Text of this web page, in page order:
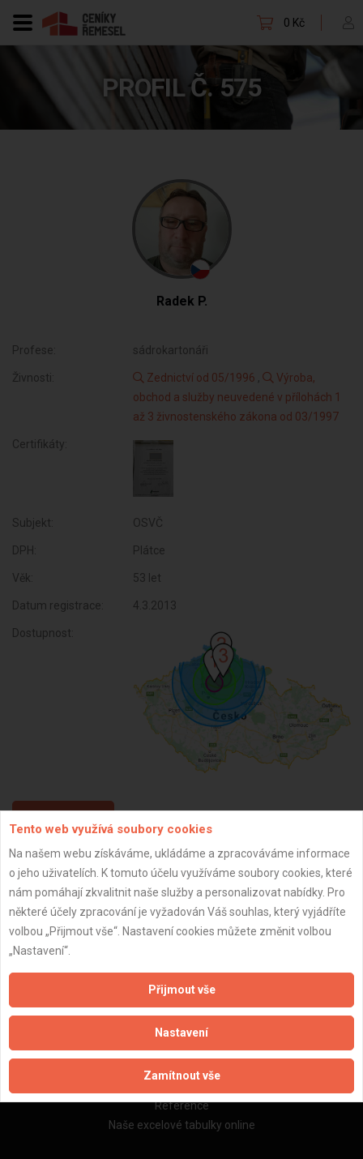
0 Kč
PROFIL Č. 575
Radek P.
Profese: sádrokartonáři
Živnosti: Zednictví od 05/1996 ,
Výroba,
obchod a služby neuvedené v přílohách 1
až 3 živnostenského zákona od 03/1997
Certifikáty:
Subjekt: OSVČ
DPH: Plátce
Věk: 53 let
Datum registrace: 4.3.2013
Dostupnost:
ZPĚT
Aktualizováno z portálu ARES dne 01.01.2024 00:45:10
Naše firmy a řemeslníci
Zpracování a ochrana osobních údajů
Reference
Naše excelové tabulky online
Tento web využívá soubory cookies
Na našem webu získáváme, ukládáme a zpracováváme informace
o jeho uživatelích. K tomuto účelu využíváme soubory cookies, které
nám pomáhají zkvalitnit naše služby a personalizovat nabídky. Pro
některé účely zpracování je vyžadován Váš souhlas, který vyjádříte
volbou „Přijmout vše“. Nastavení cookies můžete změnit volbou
„Nastavení“.
Přijmout vše
Nastavení
Zamítnout vše